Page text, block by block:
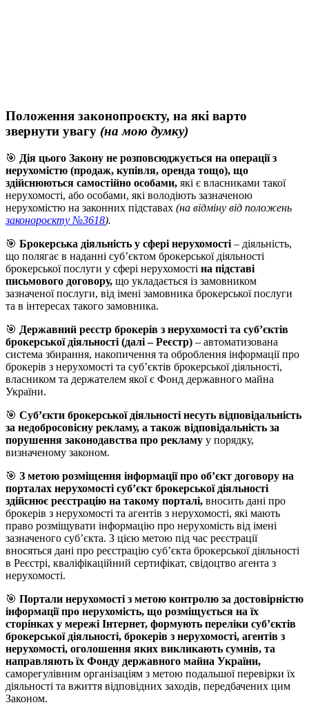
Положення законопроєкту, на які варто
звернути увагу (на мою думку)
🎯 Дія цього Закону не розповсюджується на операції з
нерухомістю (продаж, купівля, оренда тощо), що
здійснюються самостійно особами, які є власниками такої
нерухомості, або особами, які володіють зазначеною
нерухомістю на законних підставах (на відміну від положень
законороєкту №3618).
🎯 Брокерська діяльність у сфері нерухомості – діяльність,
що полягає в наданні суб’єктом брокерської діяльності
брокерської послуги у сфері нерухомості на підставі
письмового договору, що укладається із замовником
зазначеної послуги, від імені замовника брокерської послуги
та в інтересах такого замовника.
🎯 Державний реєстр брокерів з нерухомості та суб’єктів
брокерської діяльності (далі – Реєстр) – автоматизована
система збирання, накопичення та оброблення інформації про
брокерів з нерухомості та суб’єктів брокерської діяльності,
власником та держателем якої є Фонд державного майна
України.
🎯 Суб’єкти брокерської діяльності несуть відповідальність
за недобросовісну рекламу, а також відповідальність за
порушення законодавства про рекламу у порядку,
визначеному законом.
🎯 З метою розміщення інформації про об’єкт договору на
порталах нерухомості суб’єкт брокерської діяльності
здійснює реєстрацію на такому порталі, вносить дані про
брокерів з нерухомості та агентів з нерухомості, які мають
право розміщувати інформацію про нерухомість від імені
зазначеного суб’єкта. З цією метою під час реєстрації
вносяться дані про реєстрацію суб’єкта брокерської діяльності
в Реєстрі, кваліфікаційний сертифікат, свідоцтво агента з
нерухомості.
🎯 Портали нерухомості з метою контролю за достовірністю
інформації про нерухомість, що розміщується на їх
сторінках у мережі Інтернет, формують переліки суб’єктів
брокерської діяльності, брокерів з нерухомості, агентів з
нерухомості, оголошення яких викликають сумнів, та
направляють їх Фонду державного майна України,
саморегулівним організаціям з метою подальшої перевірки їх
діяльності та вжиття відповідних заходів, передбачених цим
Законом.